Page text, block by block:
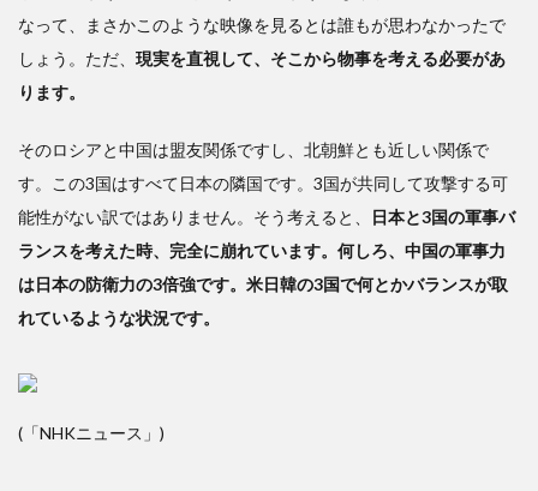
なって、まさかこのような映像を見るとは誰もが思わなかったで
しょう。ただ、 現実を直視して、そこから物事を考える必要があ
ります。
そのロシアと中国は盟友関係ですし、北朝鮮とも近しい関係で
す。この3国はすべて日本の隣国です。3国が共同して攻撃する可
能性がない訳ではありません。そう考えると、
日本と3国の軍事バ
ランスを考えた時、完全に崩れています。何しろ、中国の軍事力
は日本の防衛力の3倍強です。米日韓の3国で何とかバランスが取
れているような状況です。
(「NHKニュース」)